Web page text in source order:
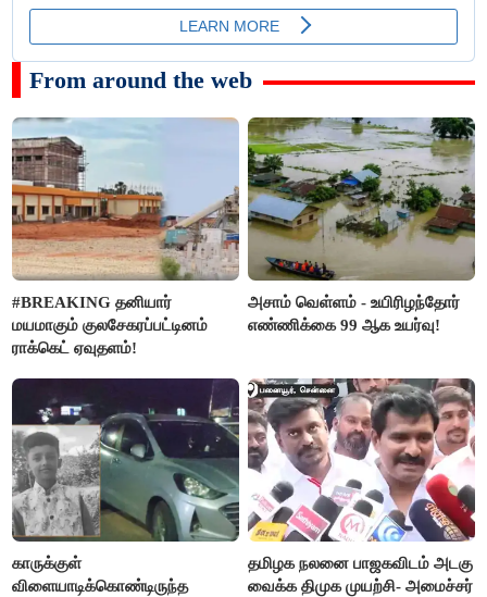
From around the web
#BREAKING தனியார்
மயமாகும் குலசேகரப்பட்டினம்
ராக்கெட் ஏவுதளம்!
அசாம் வெள்ளம் - உயிரிழந்தோர்
எண்ணிக்கை 99 ஆக உயர்வு!
காருக்குள்
விளையாடிக்கொண்டிருந்த
தமிழக நலனை பாஜகவிடம் அடகு
வைக்க திமுக முயற்சி- அமைச்சர்